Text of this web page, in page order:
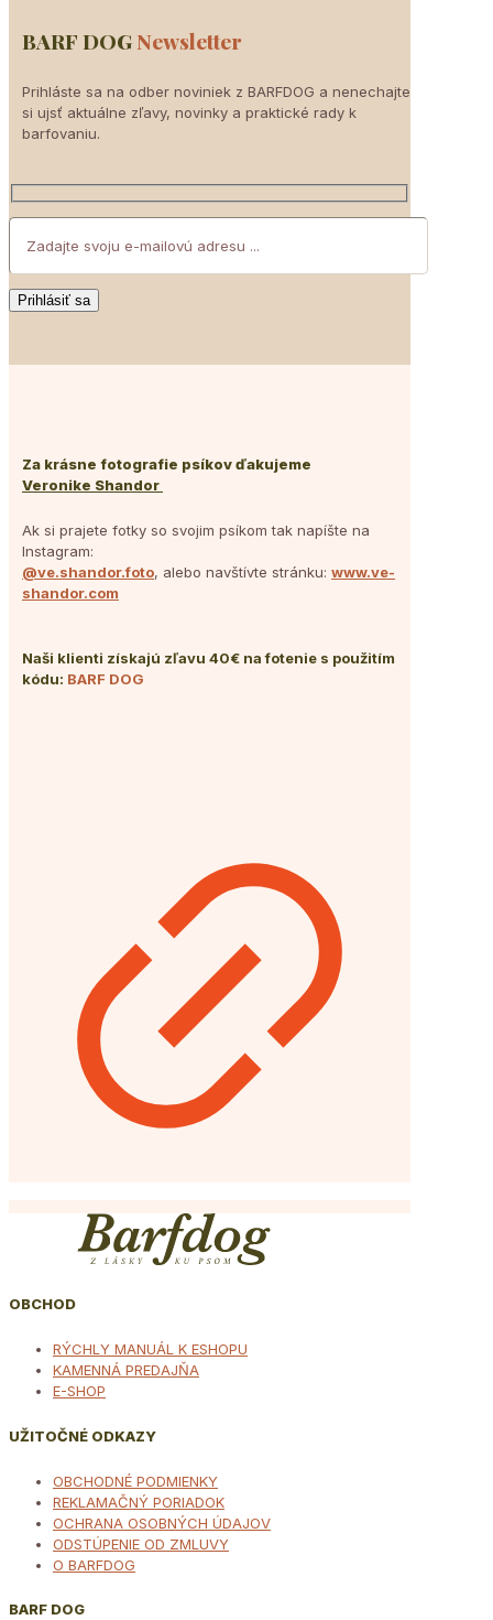
BARF DOGNewsletter
Prihláste sa na odber noviniek z BARFDOG a nenechajte
si ujsť aktuálne zľavy, novinky a praktické rady k
barfovaniu.
Za krásne fotografie psíkov ďakujeme
Veronike Shandor
Ak si prajete fotky so svojim psíkom tak napíšte na
Instagram:
@ve.shandor.foto, alebo navštívte stránku: www.ve-
shandor.com
Naši klienti získajú zľavu 40€ na fotenie s použitím
kódu: BARF DOG
OBCHOD
RÝCHLY MANUÁL K ESHOPU
KAMENNÁ PREDAJŇA
E-SHOP
UŽITOČNÉ ODKAZY
OBCHODNÉ PODMIENKY
REKLAMAČNÝ PORIADOK
OCHRANA OSOBNÝCH ÚDAJOV
ODSTÚPENIE OD ZMLUVY
O BARFDOG
BARF DOG